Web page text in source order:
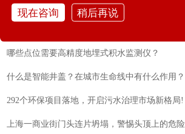
相关阅读：
哪些点位需要高精度地埋式积水监测仪？
什么是智能井盖？在城市生命线中有什么作用？
292个环保项目落地，开启污水治理市场新格局!
上海一商业街门头连片坍塌，警惕头顶上的危险
现在咨询 稍后再说